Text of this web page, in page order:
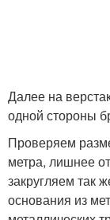
Далее на
одной стороны
Проверяем
метра, лишнее
закругляем так
основания из